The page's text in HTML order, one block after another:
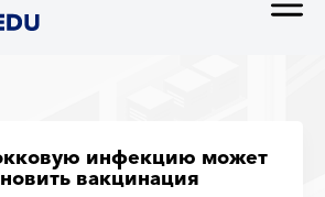
инфекцию может
вакцинация